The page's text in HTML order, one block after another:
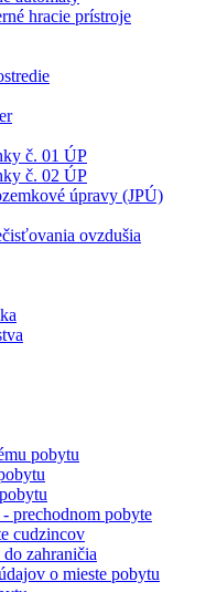
hracie prístroje
č. 01 ÚP
č. 02 ÚP
úpravy (JPÚ)
ovzdušia
pobytu
prechodnom pobyte
cudzincov
zahraničia
o mieste pobytu